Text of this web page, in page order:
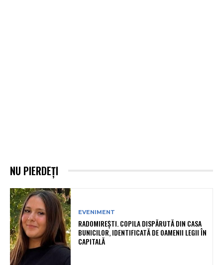
NU PIERDEȚI
EVENIMENT
RADOMIREȘTI. COPILA DISPĂRUTĂ DIN CASA
BUNICILOR, IDENTIFICATĂ DE OAMENII LEGII ÎN
CAPITALĂ